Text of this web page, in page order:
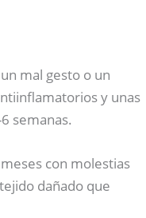
mal gesto o un
y unas
semanas.
con molestias
dañado que